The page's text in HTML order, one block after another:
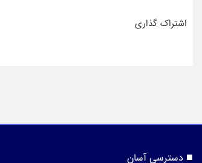
اشتراک گذاری
دسترسی آسان